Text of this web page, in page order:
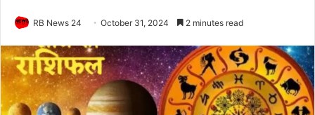
RB News 24 October 31, 2024 2 minutes read